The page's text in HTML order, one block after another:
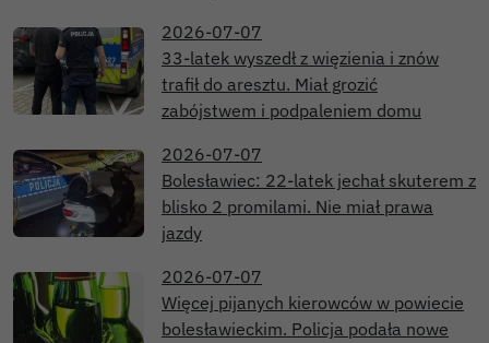
2026-07-07
33-latek wyszedł z więzienia i znów
trafił do aresztu. Miał grozić
zabójstwem i podpaleniem domu
2026-07-07
Bolesławiec: 22-latek jechał skuterem z
blisko 2 promilami. Nie miał prawa
jazdy
2026-07-07
Więcej pijanych kierowców w powiecie
bolesławieckim. Policja podała nowe